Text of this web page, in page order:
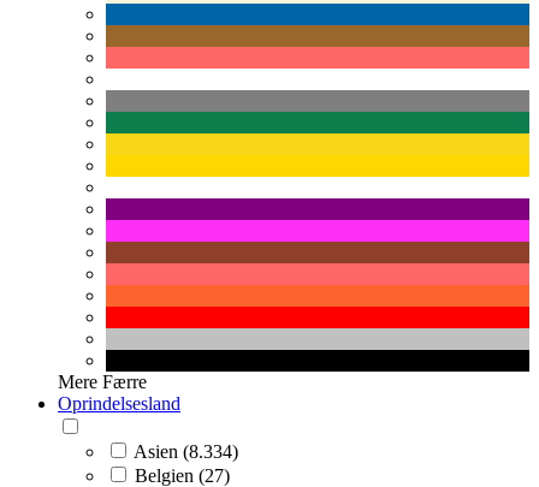
Mere Færre
Oprindelsesland
Asien (8.334)
Belgien (27)